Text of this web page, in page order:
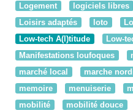
Logement
logiciels libres
Loisirs adaptés
loto
Low-tech A(l)titude
Low-
Manifestations loufoques
marché local
marche
memoire
menuiserie
mobilité
mobilité douce